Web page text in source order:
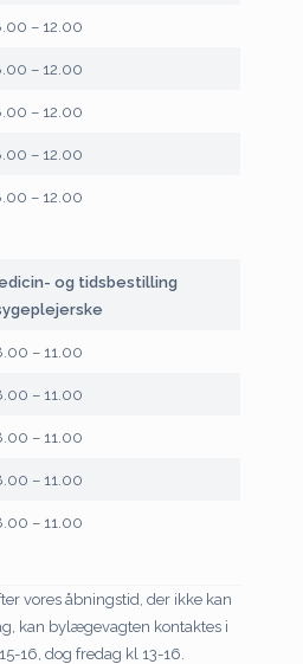
– 12.00
– 12.00
– 12.00
– 12.00
– 12.00
og tidsbestilling
– 11.00
– 11.00
– 11.00
– 11.00
– 11.00
vores åbningstid, der ikke kan
kan bylægevagten kontaktes i
16, dog fredag kl 13-16.